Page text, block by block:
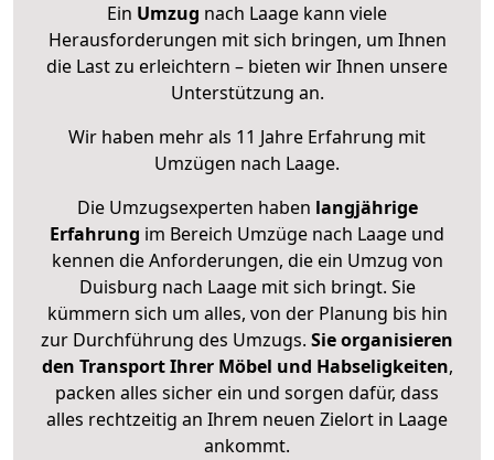
Ein Umzug nach Laage kann viele
Herausforderungen mit sich bringen, um Ihnen
die Last zu erleichtern – bieten wir Ihnen unsere
Unterstützung an.
Wir haben mehr als 11 Jahre Erfahrung mit
Umzügen nach Laage.
Die Umzugsexperten haben langjährige
Erfahrung im Bereich Umzüge nach Laage und
kennen die Anforderungen, die ein Umzug von
Duisburg nach Laage mit sich bringt. Sie
kümmern sich um alles, von der Planung bis hin
zur Durchführung des Umzugs. Sie organisieren
den Transport Ihrer Möbel und Habseligkeiten,
packen alles sicher ein und sorgen dafür, dass
alles rechtzeitig an Ihrem neuen Zielort in Laage
ankommt.